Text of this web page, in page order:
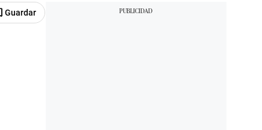
Guardar